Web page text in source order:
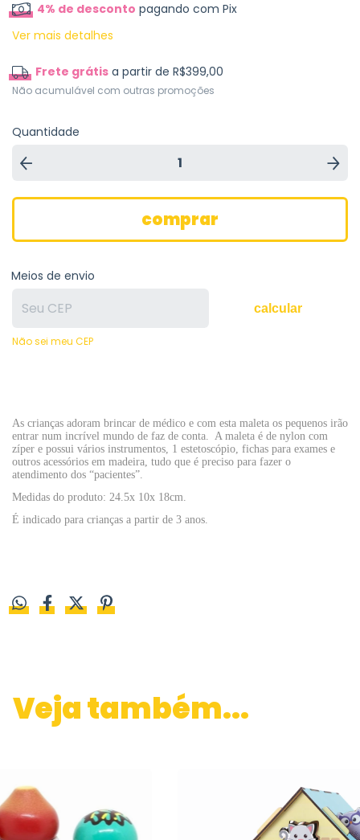
4% de desconto pagando com Pix
Ver mais detalhes
Frete grátis a partir de R$399,00
Não acumulável com outras promoções
Quantidade
Meios de envio
calcular
Não sei meu CEP
As crianças adoram brincar de médico e com esta maleta os pequenos irão
entrar num incrível mundo de faz de conta. A maleta é de nylon com
zíper e possui vários instrumentos, 1 estetoscópio, fichas para exames e
outros acessórios em madeira, tudo que é preciso para fazer o
atendimento dos “pacientes”.
Medidas do produto: 24.5x 10x 18cm.
É indicado para crianças a partir de 3 anos.
Veja também...